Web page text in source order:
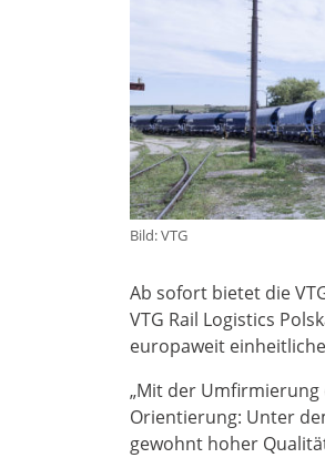
Bild: VTG
Ab sofort bietet die
VTG Rail Logistics
europaweit
„Mit der
Orientierung: Unter
gewohnt hoher